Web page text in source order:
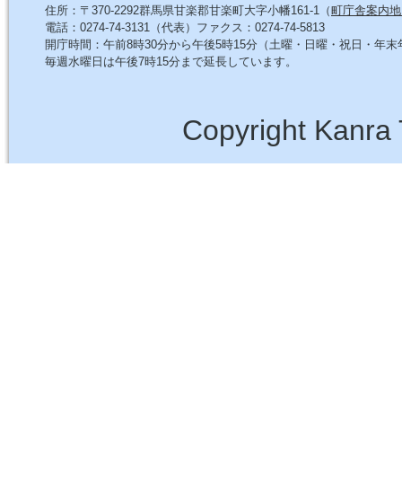
住所：〒370-2292群馬県甘楽郡甘楽町大字小幡161-1（町庁舎案内
電話：0274-74-3131（代表）ファクス：0274-74-5813
開庁時間：午前8時30分から午後5時15分（土曜・日曜・祝日・年末
毎週水曜日は午後7時15分まで延長しています。
Copyright Kanra